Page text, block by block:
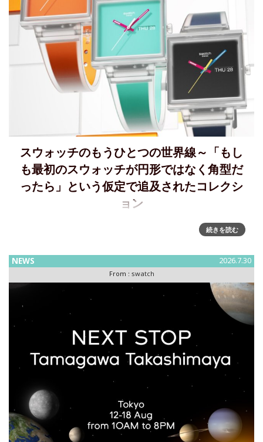
スウォッチのもうひとつの世界線～「もし
も最初のスウォッチが円形ではなく角型だ
ったら」という仮定で追及されたコレクシ
ョン
新しいスクエアの世界～Swatch が WHAT IF…JELLY? コレク
ションを発表WHAT IF? コレクションは、「もしも最初のス
続きを読む
NEWS 2026.7.30
From : swatch